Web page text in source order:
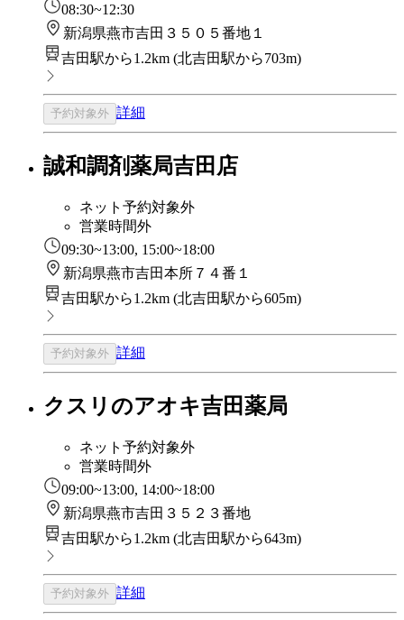
08:30~12:30
新潟県燕市吉田３５０５番地１
吉田駅から1.2km (北吉田駅から703m)
予約対象外 詳細
誠和調剤薬局吉田店
ネット予約対象外
営業時間外
09:30~13:00, 15:00~18:00
新潟県燕市吉田本所７４番１
吉田駅から1.2km (北吉田駅から605m)
予約対象外 詳細
クスリのアオキ吉田薬局
ネット予約対象外
営業時間外
09:00~13:00, 14:00~18:00
新潟県燕市吉田３５２３番地
吉田駅から1.2km (北吉田駅から643m)
予約対象外 詳細